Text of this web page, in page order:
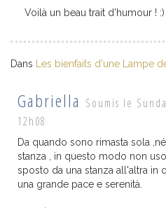
Voilà un beau trait d'humour ! :)
Dans Les bienfaits d'une Lampe
Gabriella Soumis le
12h08
Da quando sono rimasta sola
stanza , in questo modo non
sposto da una stanza all'altra in
una grande pace e serenità.